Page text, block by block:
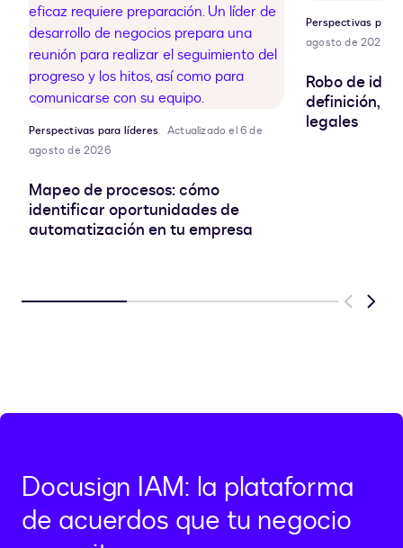
Perspectivas para líderes
Actualizado el 6 de
agosto de 2026
Mapeo de procesos: cómo
identificar oportunidades de
automatización en tu empresa
Perspectivas para
agosto de 2026
Robo de
definición,
legales
Previous
Next
Docusign IAM: la plataforma
de acuerdos que tu negocio